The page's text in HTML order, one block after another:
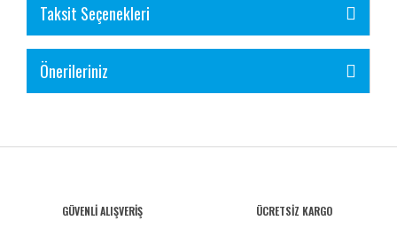
Taksit Seçenekleri
Önerileriniz
GÜVENLİ ALIŞVERİŞ ÜCRETSİZ KARGO